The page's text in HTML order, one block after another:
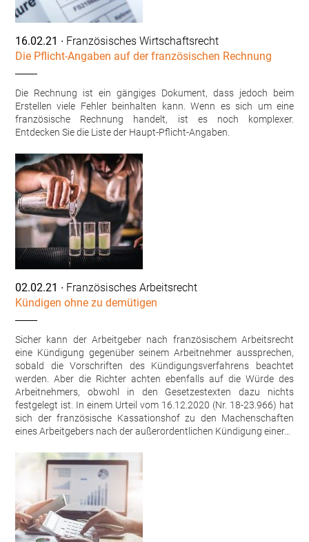
16.02.21 ∙ Französisches Wirtschaftsrecht
Die Pflicht-Angaben auf der französischen Rechnung
Die Rechnung ist ein gängiges Dokument, dass jedoch beim
Erstellen viele Fehler beinhalten kann. Wenn es sich um eine
französische Rechnung handelt, ist es noch komplexer.
Entdecken Sie die Liste der Haupt-Pflicht-Angaben.
02.02.21 ∙ Französisches Arbeitsrecht
Kündigen ohne zu demütigen
Sicher kann der Arbeitgeber nach französischem Arbeitsrecht
eine Kündigung gegenüber seinem Arbeitnehmer aussprechen,
sobald die Vorschriften des Kündigungsverfahrens beachtet
werden. Aber die Richter achten ebenfalls auf die Würde des
Arbeitnehmers, obwohl in den Gesetzestexten dazu nichts
festgelegt ist. In einem Urteil vom 16.12.2020 (Nr. 18-23.966) hat
sich der französische Kassationshof zu den Machenschaften
eines Arbeitgebers nach der außerordentlichen Kündigung einer…